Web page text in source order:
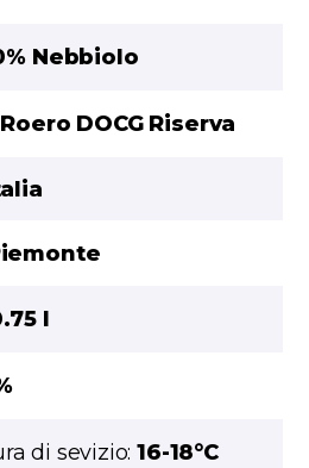
Nebbiolo
Roero DOCG Riserva
l
di sevizio:16-18°C